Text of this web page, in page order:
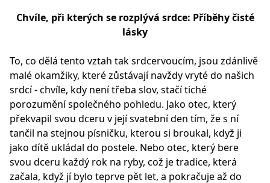
Chvíle, při kterých se rozplývá srdce: Příběhy čisté
lásky
To, co dělá tento vztah tak srdcervoucím, jsou zdánlivě
malé okamžiky, které zůstávají navždy vryté do našich
srdcí - chvíle, kdy není třeba slov, stačí tiché
porozumění společného pohledu. Jako otec, který
překvapil svou dceru v její svatební den tím, že s ní
tančil na stejnou písničku, kterou si broukal, když ji
jako dítě ukládal do postele. Nebo otec, který bere
svou dceru každý rok na ryby, což je tradice, která
začala, když jí bylo teprve pět let, a pokračuje až do